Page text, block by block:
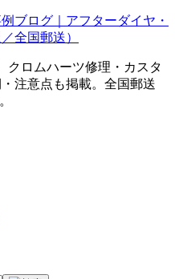
ブログ｜アフターダイヤ・
全国郵送）
クロムハーツ修理・カスタ
注意点も掲載。全国郵送